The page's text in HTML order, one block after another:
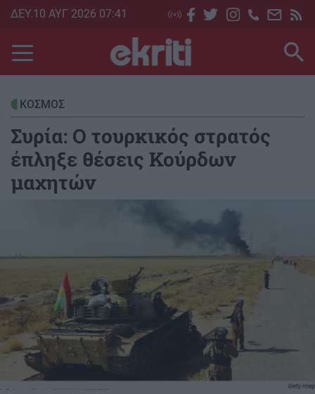
Skip
main
content
ΔΕΥ.10 ΑΥΓ 2026 07:41
ΚΟΣΜΟΣ
Συρία: Ο τουρκικός στρατός
έπληξε θέσεις Κούρδων
μαχητών